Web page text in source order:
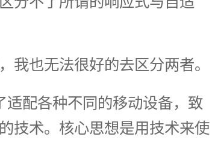
我也无法很好的去区分两者。
适配各种不同的移动设备，致
技术。核心思想是用技术来使